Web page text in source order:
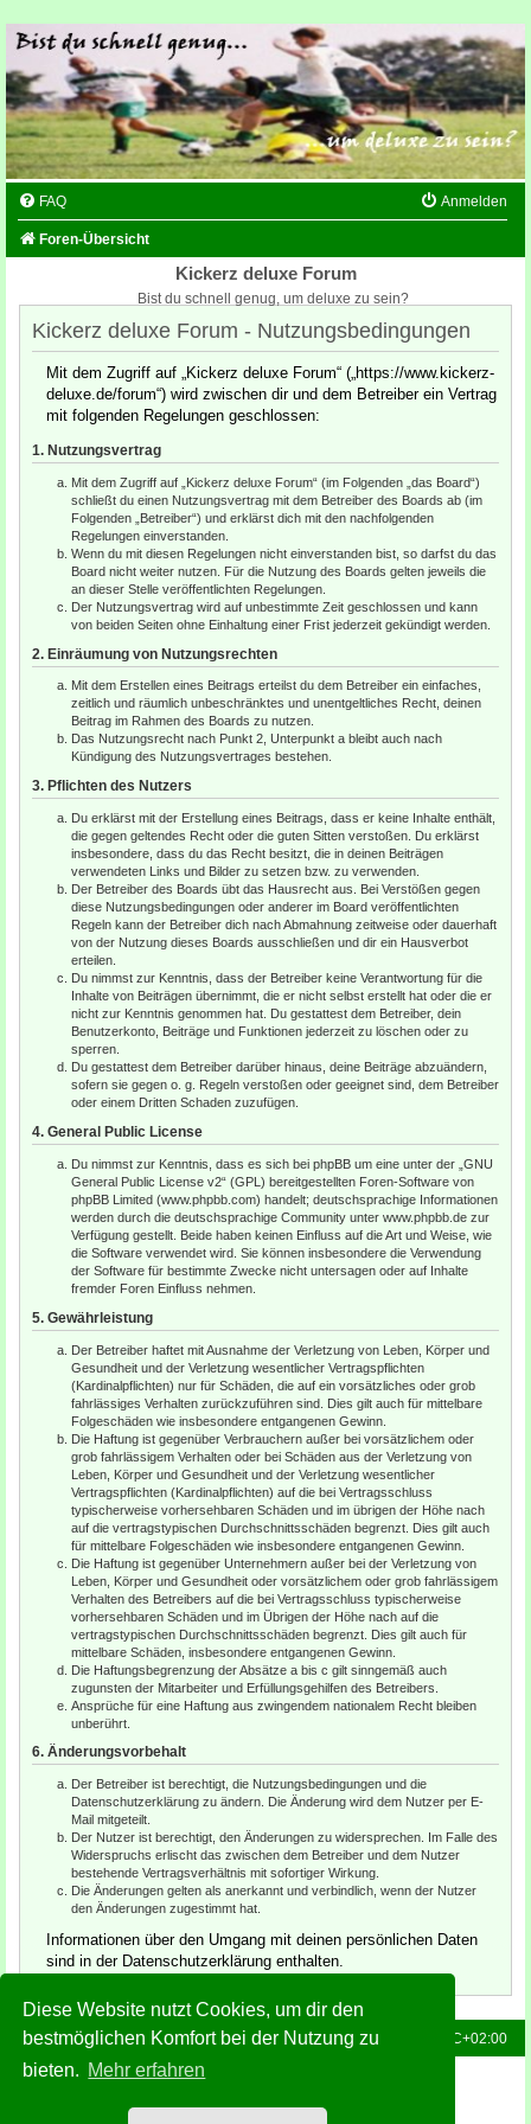
Diese Website nutzt Cookies, um dir den
bestmöglichen Komfort bei der Nutzung zu
bieten. Mehr erfahren
FAQ Anmelden
Foren-Übersicht
Kickerz deluxe Forum
Bist du schnell genug, um deluxe zu sein?
Kickerz deluxe Forum - Nutzungsbedingungen
Mit dem Zugriff auf „Kickerz deluxe Forum“ („https://www.kickerz-
deluxe.de/forum“) wird zwischen dir und dem Betreiber ein Vertrag
mit folgenden Regelungen geschlossen:
1. Nutzungsvertrag
Mit dem Zugriff auf „Kickerz deluxe Forum“ (im Folgenden „das Board“)
schließt du einen Nutzungsvertrag mit dem Betreiber des Boards ab (im
Folgenden „Betreiber“) und erklärst dich mit den nachfolgenden
Regelungen einverstanden.
Wenn du mit diesen Regelungen nicht einverstanden bist, so darfst du das
Board nicht weiter nutzen. Für die Nutzung des Boards gelten jeweils die
an dieser Stelle veröffentlichten Regelungen.
Der Nutzungsvertrag wird auf unbestimmte Zeit geschlossen und kann
von beiden Seiten ohne Einhaltung einer Frist jederzeit gekündigt werden.
2. Einräumung von Nutzungsrechten
Mit dem Erstellen eines Beitrags erteilst du dem Betreiber ein einfaches,
zeitlich und räumlich unbeschränktes und unentgeltliches Recht, deinen
Beitrag im Rahmen des Boards zu nutzen.
Das Nutzungsrecht nach Punkt 2, Unterpunkt a bleibt auch nach
Kündigung des Nutzungsvertrages bestehen.
3. Pflichten des Nutzers
Du erklärst mit der Erstellung eines Beitrags, dass er keine Inhalte enthält,
die gegen geltendes Recht oder die guten Sitten verstoßen. Du erklärst
insbesondere, dass du das Recht besitzt, die in deinen Beiträgen
verwendeten Links und Bilder zu setzen bzw. zu verwenden.
Der Betreiber des Boards übt das Hausrecht aus. Bei Verstößen gegen
diese Nutzungsbedingungen oder anderer im Board veröffentlichten
Regeln kann der Betreiber dich nach Abmahnung zeitweise oder dauerhaft
von der Nutzung dieses Boards ausschließen und dir ein Hausverbot
erteilen.
Du nimmst zur Kenntnis, dass der Betreiber keine Verantwortung für die
Inhalte von Beiträgen übernimmt, die er nicht selbst erstellt hat oder die er
nicht zur Kenntnis genommen hat. Du gestattest dem Betreiber, dein
Benutzerkonto, Beiträge und Funktionen jederzeit zu löschen oder zu
sperren.
Du gestattest dem Betreiber darüber hinaus, deine Beiträge abzuändern,
sofern sie gegen o. g. Regeln verstoßen oder geeignet sind, dem Betreiber
oder einem Dritten Schaden zuzufügen.
4. General Public License
Du nimmst zur Kenntnis, dass es sich bei phpBB um eine unter der „ GNU
General Public License v2“ (GPL) bereitgestellten Foren-Software von
phpBB Limited (www.phpbb.com) handelt; deutschsprachige Informationen
werden durch die deutschsprachige Community unter www.phpbb.de zur
Verfügung gestellt. Beide haben keinen Einfluss auf die Art und Weise, wie
die Software verwendet wird. Sie können insbesondere die Verwendung
der Software für bestimmte Zwecke nicht untersagen oder auf Inhalte
fremder Foren Einfluss nehmen.
5. Gewährleistung
Der Betreiber haftet mit Ausnahme der Verletzung von Leben, Körper und
Gesundheit und der Verletzung wesentlicher Vertragspflichten
(Kardinalpflichten) nur für Schäden, die auf ein vorsätzliches oder grob
fahrlässiges Verhalten zurückzuführen sind. Dies gilt auch für mittelbare
Folgeschäden wie insbesondere entgangenen Gewinn.
Die Haftung ist gegenüber Verbrauchern außer bei vorsätzlichem oder
grob fahrlässigem Verhalten oder bei Schäden aus der Verletzung von
Leben, Körper und Gesundheit und der Verletzung wesentlicher
Vertragspflichten (Kardinalpflichten) auf die bei Vertragsschluss
typischerweise vorhersehbaren Schäden und im übrigen der Höhe nach
auf die vertragstypischen Durchschnittsschäden begrenzt. Dies gilt auch
für mittelbare Folgeschäden wie insbesondere entgangenen Gewinn.
Die Haftung ist gegenüber Unternehmern außer bei der Verletzung von
Leben, Körper und Gesundheit oder vorsätzlichem oder grob fahrlässigem
Verhalten des Betreibers auf die bei Vertragsschluss typischerweise
vorhersehbaren Schäden und im Übrigen der Höhe nach auf die
vertragstypischen Durchschnittsschäden begrenzt. Dies gilt auch für
mittelbare Schäden, insbesondere entgangenen Gewinn.
Die Haftungsbegrenzung der Absätze a bis c gilt sinngemäß auch
zugunsten der Mitarbeiter und Erfüllungsgehilfen des Betreibers.
Ansprüche für eine Haftung aus zwingendem nationalem Recht bleiben
unberührt.
6. Änderungsvorbehalt
Der Betreiber ist berechtigt, die Nutzungsbedingungen und die
Datenschutzerklärung zu ändern. Die Änderung wird dem Nutzer per E-
Mail mitgeteilt.
Der Nutzer ist berechtigt, den Änderungen zu widersprechen. Im Falle des
Widerspruchs erlischt das zwischen dem Betreiber und dem Nutzer
bestehende Vertragsverhältnis mit sofortiger Wirkung.
Die Änderungen gelten als anerkannt und verbindlich, wenn der Nutzer
den Änderungen zugestimmt hat.
Informationen über den Umgang mit deinen persönlichen Daten
sind in der Datenschutzerklärung enthalten.
Foren-Übersicht Alle Zeiten sind UTC+02:00
Powered byphpBB® Forum Software © phpBB Limited